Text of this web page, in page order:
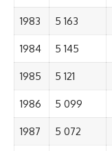
1983 5 163
1984 5 145
1985 5 121
1986 5 099
1987 5 072